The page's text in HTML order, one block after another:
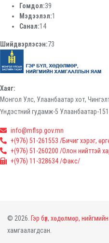
Гомдол:39
Мэдээлэл:1
Санал:14
Шийдвэрлэсэн:73
Хаяг:
Монгол Улс, Улаанбаатар хот,
Үндэстний гудамж-5 Улаанбаатар-
info@mflsp.gov.mn
+(976) 51-261553 /Бичиг хэрэг,
+(976) 51-260200 /Олон нийттэй
+(976) 11-328634 /Факс/
© 2026. Гэр бүл, хөдөлмөр,
хамгаалагдсан.